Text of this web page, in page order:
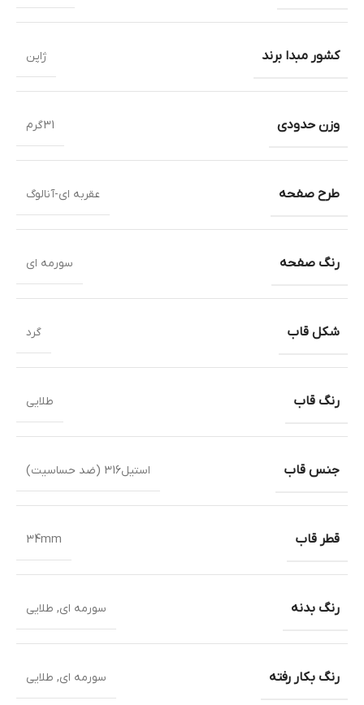
کشور مبدا برند ژاپن
وزن حدودی 31گرم
طرح صفحه عقربه ای-آنالوگ
رنگ صفحه سورمه ای
شکل قاب گرد
رنگ قاب طلایی
جنس قاب استیل316 (ضد حساسیت)
قطر قاب 34mm
رنگ بدنه سورمه ای, طلایی
رنگ بکار رفته سورمه ای, طلایی